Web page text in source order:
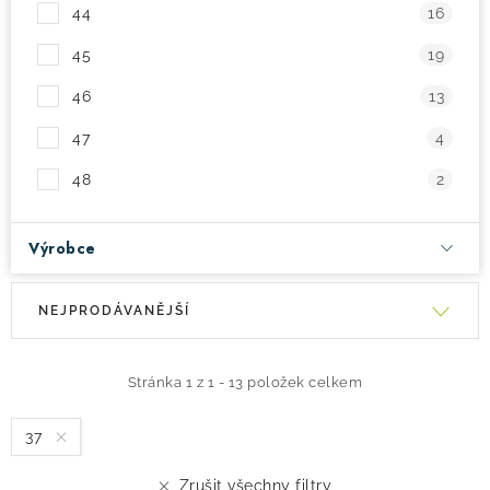
44 16
45 19
46 13
47 4
48 2
Výrobce
V
s
p
Stránka 1 z 1 - 13 položek celkem
Ř
n
í
NEJPRODÁVANĚJŠÍ
37
Zrušit všechny filtry